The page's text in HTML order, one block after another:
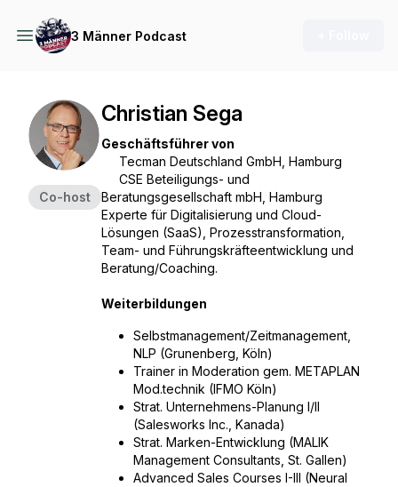
3 Männer Podcast
Co-host
Christian Sega
Geschäftsführer von
Tecman Deutschland GmbH, Hamburg
CSE Beteiligungs- und
Beratungsgesellschaft mbH, Hamburg
Experte für Digitalisierung und Cloud-
Lösungen (SaaS), Prozesstransformation,
Team- und Führungskräfteentwicklung und
Beratung/Coaching.
Weiterbildungen
Selbstmanagement/Zeitmanagement,
NLP (Grunenberg, Köln)
Trainer in Moderation gem. METAPLAN
Mod.technik (IFMO Köln)
Strat. Unternehmens-Planung I/II
(Salesworks Inc., Kanada)
Strat. Marken-Entwicklung (MALIK
Management Consultants, St. Gallen)
Advanced Sales Courses I-III (Neural